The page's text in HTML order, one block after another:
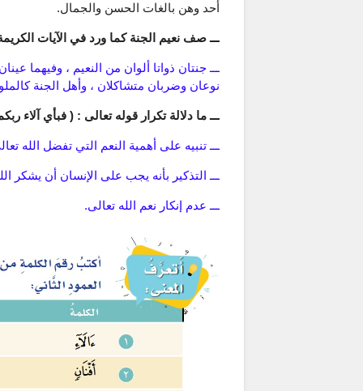
أحد وهن بالغات الحسن والجمال.
ـــ صف نعيم الجنة كما ورد في الآيات الكريمة (46-60) من سورة
ـــ جنتان ذواتا ألوان من النعيم ، وفيهما
نوعان وضربان متشاكلان ، وأهل الجنة
ـــ ما دلالة تكرار قوله تعالى : ( فبأي آلاء
ـــ تنبيه على أهمية النعم التي تفضل الله
ـــ التذكير بأنه يجب على الإنسان أن يشكر
ـــ عدم إنكار نعم الله تعالى.